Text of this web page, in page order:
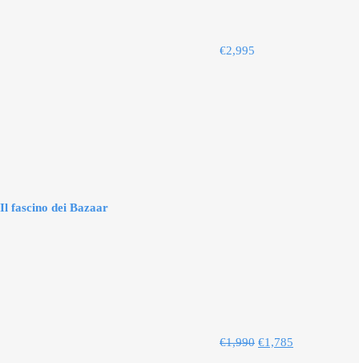
€2,995
Il fascino dei Bazaar
€1,990 €1,785